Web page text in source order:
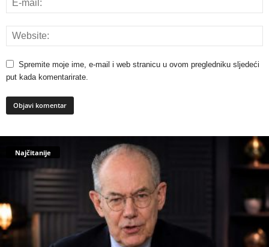
Spremite moje ime, e-mail i web stranicu u ovom pregledniku sljedeći
put kada komentarirate.
Najčitanije